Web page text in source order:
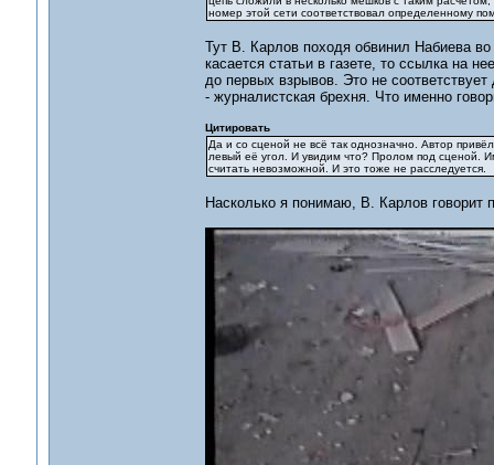
номер этой сети соответствовал определенному
Тут В. Карлов походя обвинил Набиева
касается статьи в газете, то ссылка на
до первых взрывов. Это не
- журналистская брехня. Что именно
Цитировать
Да и со сценой не всё так однозначно. Автор
левый её угол. И увидим что? Пролом под сценой.
считать невозможной. И это тоже не расследуется.
Насколько я понимаю, В. Карлов говорит